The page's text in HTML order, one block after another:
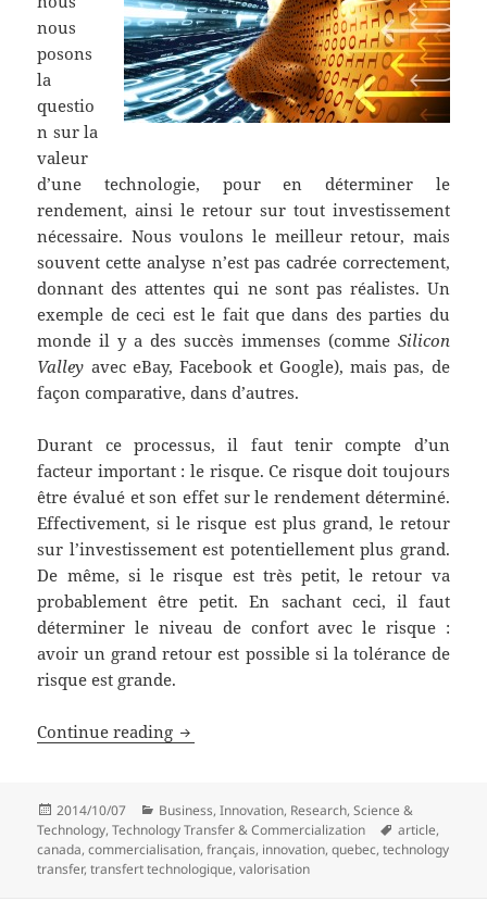
nous
posons
la
questio
n sur la
valeur
d’une technologie, pour en déterminer le
rendement, ainsi le retour sur tout investissement
nécessaire. Nous voulons le meilleur retour, mais
souvent cette analyse n’est pas cadrée correctement,
donnant des attentes qui ne sont pas réalistes. Un
exemple de ceci est le fait que dans des parties du
monde il y a des succès immenses (comme Silicon
Valley avec eBay, Facebook et Google), mais pas, de
façon comparative, dans d’autres.
Durant ce processus, il faut tenir compte d’un
facteur important : le risque. Ce risque doit toujours
être évalué et son effet sur le rendement déterminé.
Effectivement, si le risque est plus grand, le retour
sur l’investissement est potentiellement plus grand.
De même, si le risque est très petit, le retour va
probablement être petit. En sachant ceci, il faut
déterminer le niveau de confort avec le risque :
avoir un grand retour est possible si la tolérance de
risque est grande.
Continue reading L’innovation et le transfert
Posted
on
2014/10/07 Categories
Business,Innovation, Research,Science &
Technology,Technology Transfer & Commercialization Tags
article,
canada,commercialisation,français, innovation,quebec,technology
transfer,transfert technologique,valorisation